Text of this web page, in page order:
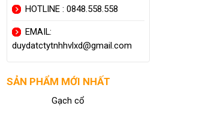
HOTLINE : 0848.558.558
EMAIL:
duydatctytnhhvlxd@gmail.com
SẢN PHẨM MỚI NHẤT
Gạch cổ